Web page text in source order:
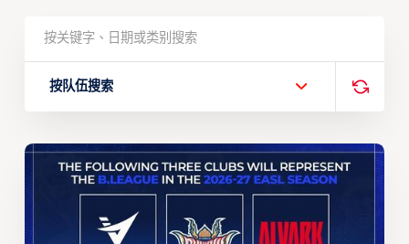
按队伍搜索